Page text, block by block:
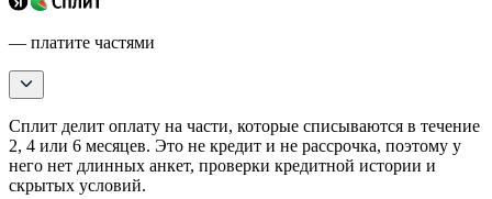
— платите частями
Сплит делит оплату на части, которые списываются в течение
2, 4 или 6 месяцев. Это не кредит и не рассрочка, поэтому у
него нет длинных анкет, проверки кредитной истории и
скрытых условий.